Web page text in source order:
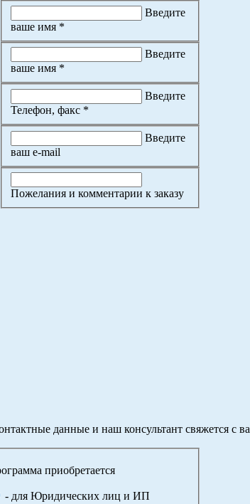
Введите
ваше имя *
Введите
ваше имя *
Введите
Телефон, факс *
Введите
ваш e-mail
Пожелания и комментарии к заказу
данные и наш консультант свяжется с
приобретается
- для Юридических лиц и ИП